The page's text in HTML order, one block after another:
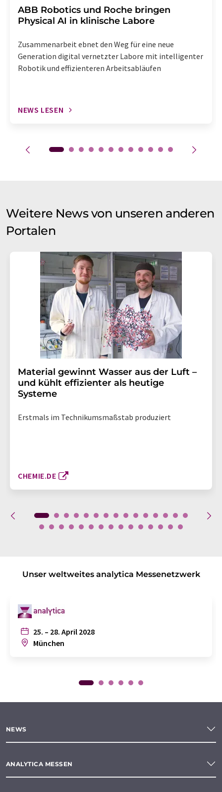
​​​​​​​ABB Robotics und Roche bringen
Physical AI in klinische Labore
Zusammenarbeit ebnet den Weg für eine neue
Generation digital vernetzter Labore mit intelligenter
Robotik und effizienteren Arbeitsabläufen
NEWS LESEN
Weitere News von unseren anderen
Portalen
Material gewinnt Wasser aus der Luft –
und kühlt effizienter als heutige
Systeme
Erstmals im Technikumsmaßstab produziert
CHEMIE.DE
Unser weltweites analytica Messenetzwerk
25. – 28. April 2028
München
NEWS
ANALYTICA MESSEN